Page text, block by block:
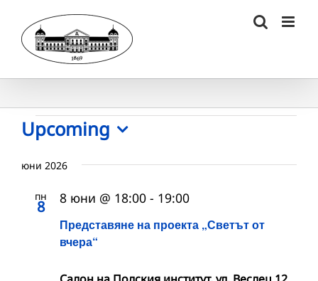
content
Събития
Upcoming
date.
юни 2026
пн
8
Представяне на проекта „Светът от
вчера“
8 юни @ 18:00 - 19:00